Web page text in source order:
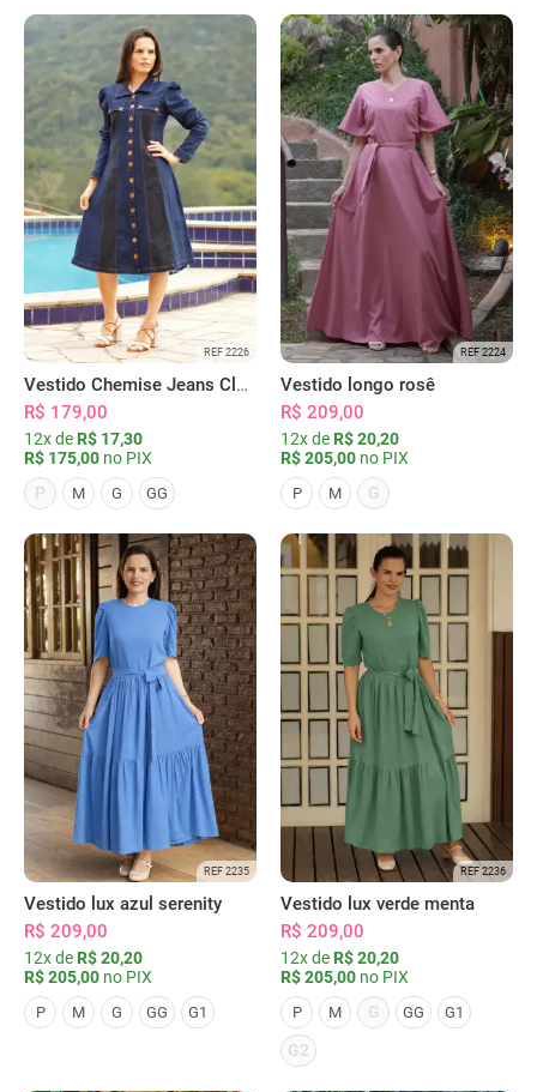
REF 2226
Vestido Chemise Jeans Clássica Serena
R$ 179,00
12x de R$ 17,30
R$ 175,00 no PIX
P
M G GG
REF 2224
Vestido longo rosê
R$ 209,00
12x de R$ 20,20
R$ 205,00 no PIX
P M G
REF 2235
Vestido lux azul serenity
R$ 209,00
12x de R$ 20,20
R$ 205,00 no PIX
P M G GG G1
REF 2236
Vestido lux verde menta
R$ 209,00
12x de R$ 20,20
R$ 205,00 no PIX
P M G GG G1
G2